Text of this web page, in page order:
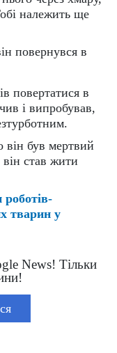
належить ще
повернувся в
повертатися в
і випробував,
був мертвий
став жити
роботів-
тварин у
News! Тільки